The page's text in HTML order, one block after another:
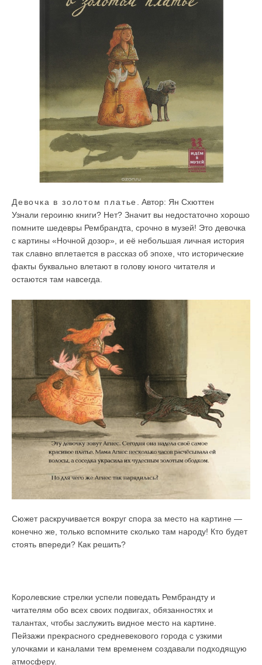
Девочка в золотом платье
. Автор: Ян Схюттен
Узнали героиню книги? Нет? Значит вы недостаточно хорошо
помните шедевры Рембрандта, срочно в музей! Это девочка
с картины «Ночной дозор», и её небольшая личная история
так славно вплетается в рассказ об эпохе, что исторические
факты буквально влетают в голову юного читателя и
остаются там навсегда.
Сюжет раскручивается вокруг спора за место на картине —
конечно же, только вспомните сколько там народу! Кто будет
стоять впереди? Как решить?
Королевские стрелки успели поведать Рембрандту и
читателям обо всех своих подвигах, обязанностях и
талантах, чтобы заслужить видное место на картине.
Пейзажи прекрасного средневекового города с узкими
улочками и каналами тем временем создавали подходящую
атмосферу.